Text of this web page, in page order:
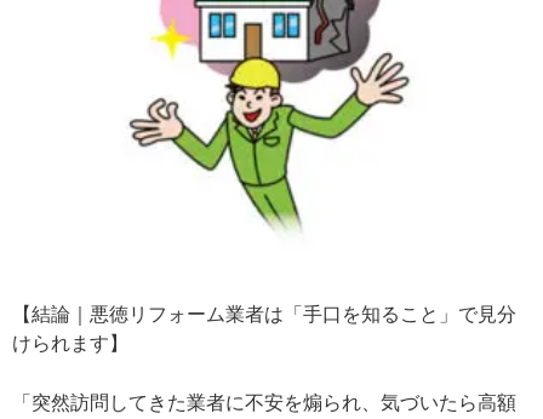
【結論｜悪徳リフォーム業者は「手口を知ること」で見分
けられます】
「突然訪問してきた業者に不安を煽られ、気づいたら高額